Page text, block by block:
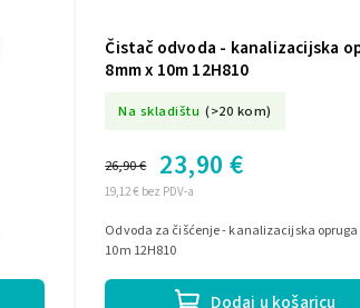
Čistač odvoda - kanalizacijska
8mm x 10m 12H810
Na skladištu (>20 kom)
19,12 € bez PDV-a
26,90 € 23,90 €
Dodaj u košaricu
Odvoda za čišćenje - kanalizacijska
10m 12H810